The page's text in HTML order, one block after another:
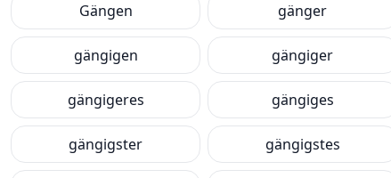
Gängen gänger
gängigen gängiger
gängigeres gängiges
gängigster gängigstes